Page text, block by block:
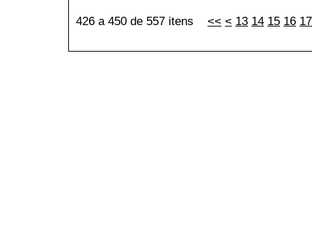
426 a 450 de 557 itens << < 13 14 15 16 17